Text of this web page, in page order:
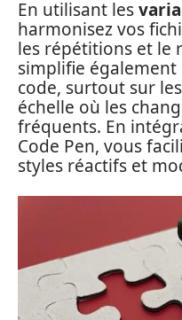
En utilisant les
harmonisez vos
les répétitions et le
simplifie
code, surtout sur
échelle où les
fréquents. En
Code Pen, vous
styles réactifs et